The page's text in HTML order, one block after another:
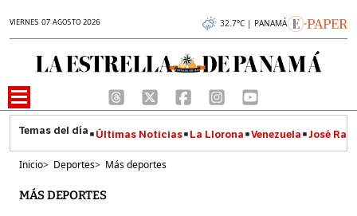
VIERNES 07 AGOSTO 2026 32.7°C | PANAMÁ
Últimas Noticias La Llorona Venezuela José
Inicio> Deportes> Más deportes
MÁS DEPORTES